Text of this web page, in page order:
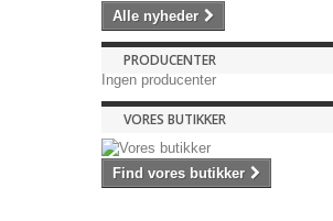
Alle nyheder
PRODUCENTER
Ingen producenter
VORES BUTIKKER
Find vores butikker